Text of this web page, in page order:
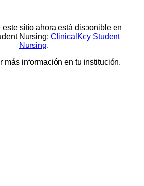
este sitio ahora está disponible en
Nursing: ClinicalKey Student
Nursing.
más información en tu institución.